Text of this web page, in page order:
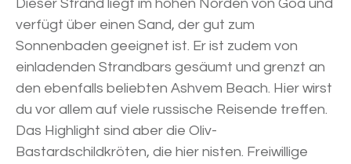
Dieser Strand liegt im hohen Norden von Goa und
verfügt über einen Sand, der gut zum
Sonnenbaden geeignet ist. Er ist zudem von
einladenden Strandbars gesäumt und grenzt an
den ebenfalls beliebten Ashvem Beach. Hier wirst
du vor allem auf viele russische Reisende treffen.
Das Highlight sind aber die Oliv-
Bastardschildkröten, die hier nisten. Freiwillige